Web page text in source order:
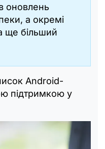
оновлень
а окремі
ще більший
Android-
підтримкою у